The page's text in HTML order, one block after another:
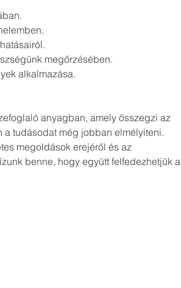
megőrzésében.
alkalmazása.
anyagban, amely összegzi az
tudásodat még jobban elmélyíteni.
megoldások erejéről és az
benne, hogy együtt felfedezhetjük a